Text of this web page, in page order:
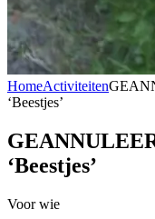
HomeActiviteiten
‘Beestjes’
‘Beestjes’
Voor wie